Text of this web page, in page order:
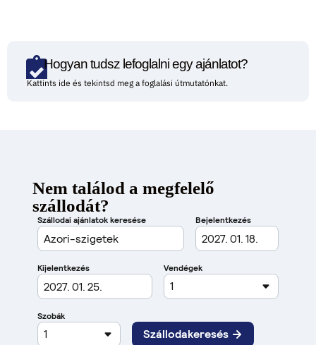
Hogyan tudsz lefoglalni egy ajánlatot?
Kattints ide és tekintsd meg a foglalási útmutatónkat.
Nem találod a megfelelő
szállodát?